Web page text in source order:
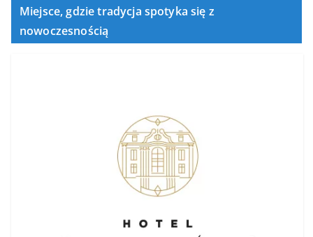
Miejsce, gdzie tradycja spotyka się z
nowoczesnością